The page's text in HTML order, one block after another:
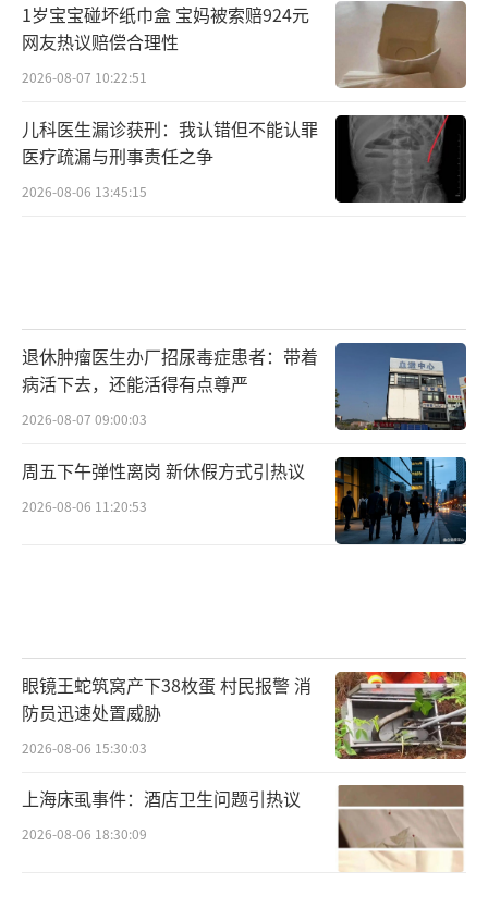
1岁宝宝碰坏纸巾盒 宝妈被索赔924元
网友热议赔偿合理性
2026-08-07 10:22:51
儿科医生漏诊获刑：我认错但不能认罪
医疗疏漏与刑事责任之争
2026-08-06 13:45:15
退休肿瘤医生办厂招尿毒症患者：带着
病活下去，还能活得有点尊严
2026-08-07 09:00:03
周五下午弹性离岗 新休假方式引热议
2026-08-06 11:20:53
眼镜王蛇筑窝产下38枚蛋 村民报警 消
防员迅速处置威胁
2026-08-06 15:30:03
上海床虱事件：酒店卫生问题引热议
2026-08-06 18:30:09